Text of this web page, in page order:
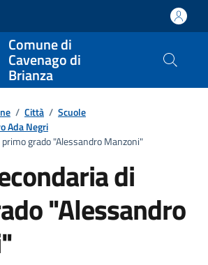
Comune di
Cavenago di
Brianza
/ Città / Scuole
Ada Negri
grado "Alessandro Manzoni"
di
"Alessandro